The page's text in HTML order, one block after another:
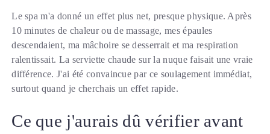
Le spa m'a donné un effet plus net, presque physique. Après
10 minutes de chaleur ou de massage, mes épaules
descendaient, ma mâchoire se desserrait et ma respiration
ralentissait. La serviette chaude sur la nuque faisait une vraie
différence. J'ai été convaincue par ce soulagement immédiat,
surtout quand je cherchais un effet rapide.
Ce que j'aurais dû vérifier avant